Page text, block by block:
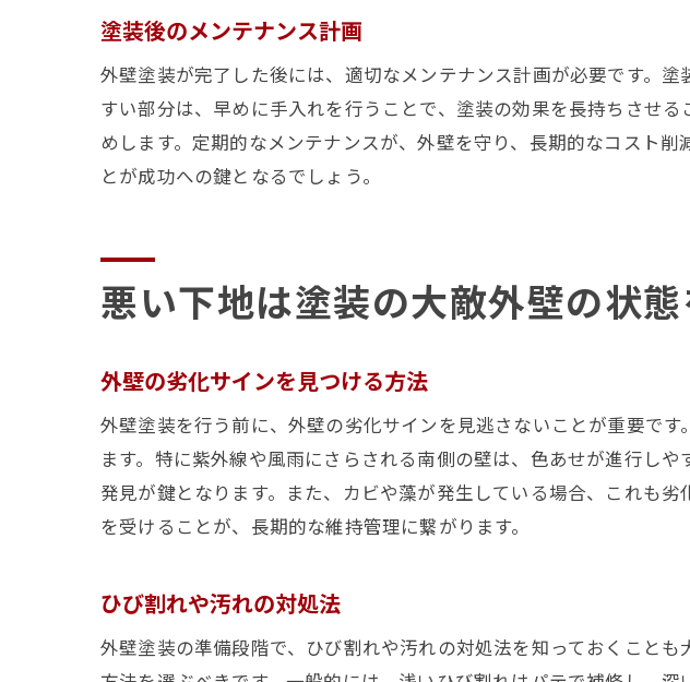
予算設定と見
チェックリス
プロが認める
経験者の声か
外壁塗装後の
トラブル時の
これで安心！外壁
スムーズな施
塗装後のメンテナンス計画
外壁塗装が完了した後には、適切なメンテナンス計画が必要です。
すい部分は、早めに手入れを行うことで、塗装の効果を長持ちさせ
めします。定期的なメンテナンスが、外壁を守り、長期的なコスト
とが成功への鍵となるでしょう。
悪い下地は塗装の大敵外壁の状
外壁の劣化サインを見つける方法
外壁塗装を行う前に、外壁の劣化サインを見逃さないことが重要で
ます。特に紫外線や風雨にさらされる南側の壁は、色あせが進行し
発見が鍵となります。また、カビや藻が発生している場合、これも
を受けることが、長期的な維持管理に繋がります。
ひび割れや汚れの対処法
外壁塗装の準備段階で、ひび割れや汚れの対処法を知っておくこと